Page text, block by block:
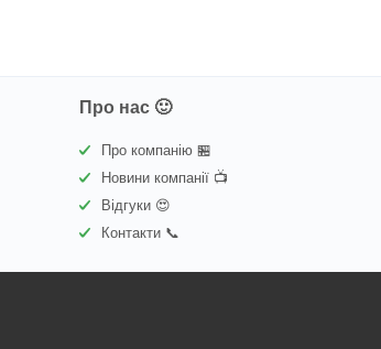
Про нас 🙂
Про компанію 🏪
Новини компанії 📺
Відгуки 😍
Контакти 📞